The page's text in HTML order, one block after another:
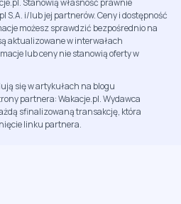
S.A. i/lub jej partnerów. Ceny i dostępność
możesz sprawdzić bezpośrednio na
aktualizowane w interwałach
lub ceny nie stanowią oferty w
się w artykułach na blogu
partnera: Wakacje.pl. Wydawca
sfinalizowaną transakcję, która
linku partnera.